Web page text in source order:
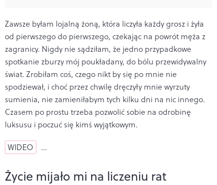
Zawsze byłam lojalną żoną, która liczyła każdy grosz i żyła
od pierwszego do pierwszego, czekając na powrót męża z
zagranicy. Nigdy nie sądziłam, że jedno przypadkowe
spotkanie zburzy mój poukładany, do bólu przewidywalny
świat. Zrobiłam coś, czego nikt by się po mnie nie
spodziewał, i choć przez chwilę dręczyły mnie wyrzuty
sumienia, nie zamieniłabym tych kilku dni na nic innego.
Czasem po prostu trzeba pozwolić sobie na odrobinę
luksusu i poczuć się kimś wyjątkowym.
WIDEO …
Życie mijało mi na liczeniu rat